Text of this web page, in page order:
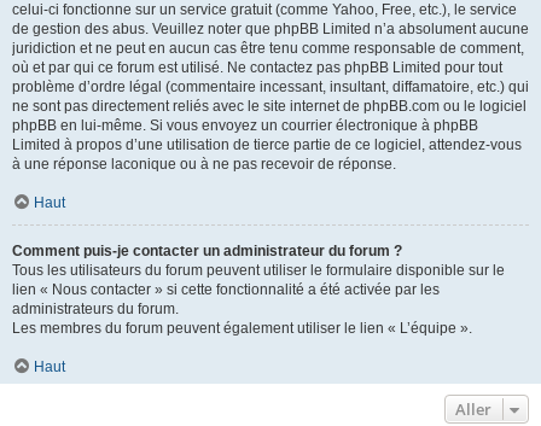
celui-ci fonctionne sur un service gratuit (comme Yahoo, Free, etc.), le service
de gestion des abus. Veuillez noter que phpBB Limited n’a absolument aucune
juridiction et ne peut en aucun cas être tenu comme responsable de comment,
où et par qui ce forum est utilisé. Ne contactez pas phpBB Limited pour tout
problème d’ordre légal (commentaire incessant, insultant, diffamatoire, etc.) qui
ne sont pas directement reliés avec le site internet de phpBB.com ou le logiciel
phpBB en lui-même. Si vous envoyez un courrier électronique à phpBB
Limited à propos d’une utilisation de tierce partie de ce logiciel, attendez-vous
à une réponse laconique ou à ne pas recevoir de réponse.
Haut
Comment puis-je contacter un administrateur du forum ?
Tous les utilisateurs du forum peuvent utiliser le formulaire disponible sur le
lien « Nous contacter » si cette fonctionnalité a été activée par les
administrateurs du forum.
Les membres du forum peuvent également utiliser le lien « L’équipe ».
Haut
Aller